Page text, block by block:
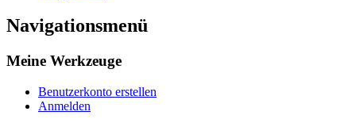
Navigationsmenü
Meine Werkzeuge
Benutzerkonto erstellen
Anmelden